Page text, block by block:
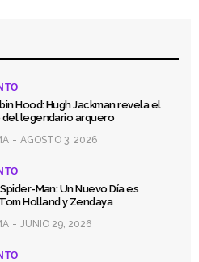
Hood: Hugh Jackman revela el
del legendario arquero
AGOSTO 3, 2026
Man: Un Nuevo Día es
Holland y Zendaya
JUNIO 29, 2026